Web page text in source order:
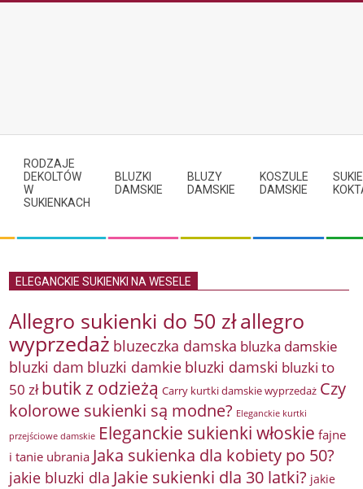
RODZAJE
DEKOLTÓW
W
SUKIENKACH
BLUZKI
DAMSKIE
BLUZY
DAMSKIE
KOSZULE
DAMSKIE
ELEGANCKIE SUKIENKI NA WESELE
Allegro sukienki do 50 złallegro
wyprzedaż bluzeczka damska bluzka damskie
bluzki dam bluzki damkie bluzki damski bluzki to
50 zł butik z odzieżą Carry kurtki damskie wyprzedaż Czy
kolorowe sukienki są modne? Eleganckie kurtki
przejściowe damskie Eleganckie sukienki włoskie fajne
i tanie ubrania Jaka sukienka dla kobiety po 50?
jakie bluzki dla Jakie sukienki dla 30 latki? jakie